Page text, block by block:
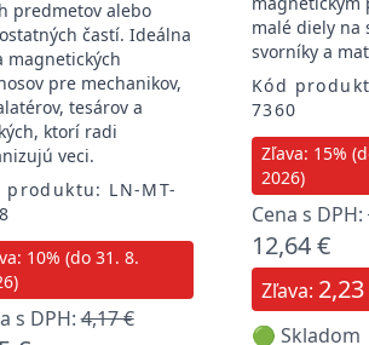
predmetov alebo
častí. Ideálna
magnetických
pre mechanikov,
tesárov a
ktorí radi
veci.
produktu: LN-MT-
10% (do 31. 8.
s DPH:4,17 €
malé diely na
svorníky a
Kód
7360
Zľava: 15%
2026)
Cena s DPH:
12,64 €
Zľava:
🟢 Skladom